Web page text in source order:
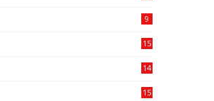
9
15
14
15